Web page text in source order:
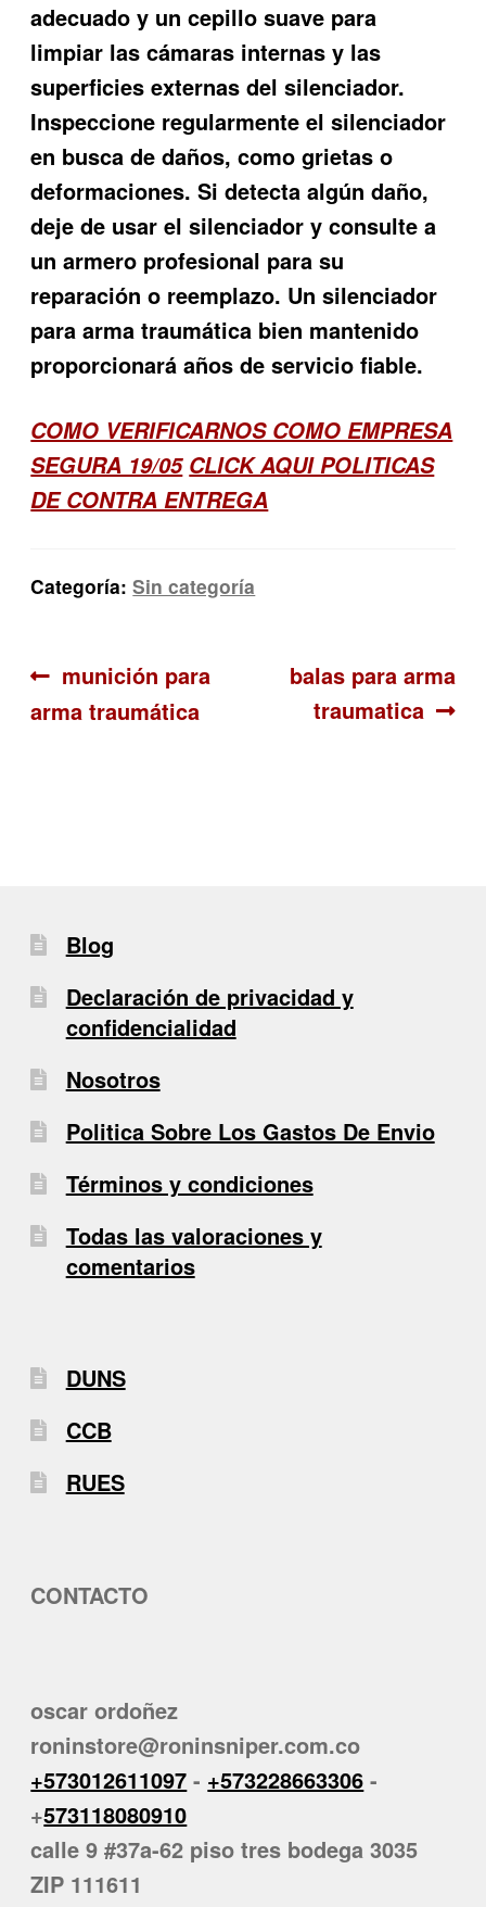
adecuado y un cepillo suave para
limpiar las cámaras internas y las
superficies externas del silenciador.
Inspeccione regularmente el silenciador
en busca de daños, como grietas o
deformaciones. Si detecta algún daño,
deje de usar el silenciador y consulte a
un armero profesional para su
reparación o reemplazo. Un silenciador
para arma traumática bien mantenido
proporcionará años de servicio fiable.
COMO VERIFICARNOS COMO EMPRESA
SEGURA 19/05 CLICK AQUI POLITICAS
DE CONTRA ENTREGA
Categoría:Sin categoría
Navegación
de
Anterior:
munición para
arma traumática
Siguiente:
balas para arma
traumatica
Blog
Declaración de privacidad y
confidencialidad
Nosotros
Politica Sobre Los Gastos De Envio
Términos y condiciones
Todas las valoraciones y
comentarios
DUNS
CCB
RUES
CONTACTO
oscar ordoñez
roninstore@roninsniper.com.co
+573012611097 - +573228663306 -
+573118080910
calle 9 #37a-62 piso tres bodega 3035
ZIP 111611